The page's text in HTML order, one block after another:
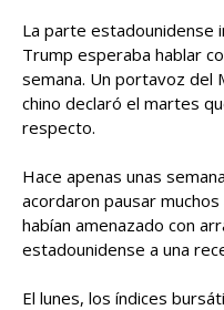
La parte estadounidense
Trump esperaba hablar
semana. Un portavoz del
chino declaró el martes
respecto.
Hace apenas unas
acordaron pausar
habían amenazado con
estadounidense a una
El lunes, los índices